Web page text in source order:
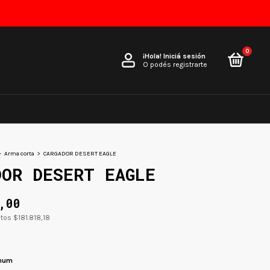
¡Hola! Iniciá sesión
O podés registrarte
0
Arma corta > CARGADOR DESERT EAGLE
DESERT EAGLE
$181.818,18